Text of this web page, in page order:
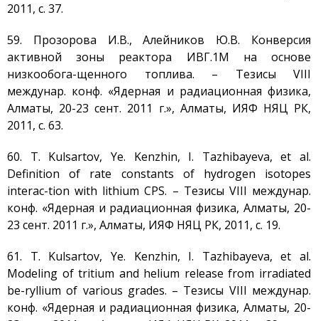
2011, с. 37.
59. Прозорова И.В., Алейников Ю.В. Конверсия
активной зоны реактора ИВГ.1М на основе
низкообога-щенного топлива. – Тезисы VIII
междунар. конф. «Ядерная и радиационная физика,
Алматы, 20-23 сент. 2011 г.», Алматы, ИЯФ НЯЦ РК,
2011, с. 63.
60. T. Kulsartov, Ye. Kenzhin, I. Tazhibayeva, et al.
Definition of rate constants of hydrogen isotopes
interac-tion with lithium CPS. – Тезисы VIII междунар.
конф. «Ядерная и радиационная физика, Алматы, 20-
23 сент. 2011 г.», Алматы, ИЯФ НЯЦ РК, 2011, с. 19.
61. T. Kulsartov, Ye. Kenzhin, I. Tazhibayeva, et al.
Modeling of tritium and helium release from irradiated
be-ryllium of various grades. – Тезисы VIII междунар.
конф. «Ядерная и радиационная физика, Алматы, 20-